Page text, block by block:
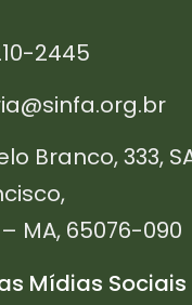
2445
Branco, 333,
MA, 65076-090
Mídias Sociais